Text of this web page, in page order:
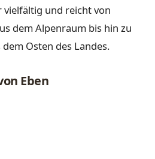
vielfältig und reicht von
dem Alpenraum bis hin zu
Osten des Landes.
Eben